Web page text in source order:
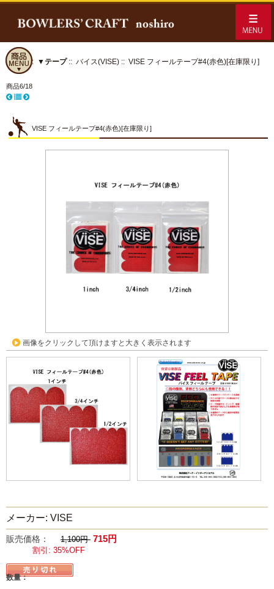
ホーム:: ▼テープ:: バイス(VISE) :: VISE フィールテープ#4(赤色)[在庫限り]
商品6/18
VISE フィールテープ#4(赤色)[在庫限り]
画像をクリックして頂けますと大きく表示されます
メーカー: VISE
販売価格： 1,100円 715円
割引: 35%OFF
数量：